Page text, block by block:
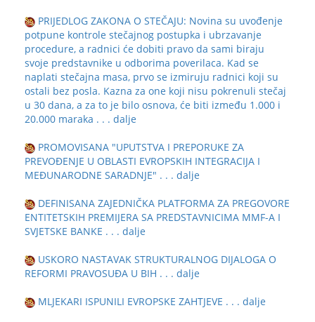
PRIJEDLOG ZAKONA O STEČAJU: Novina su uvođenje
potpune kontrole stečajnog postupka i ubrzavanje
procedure, a radnici će dobiti pravo da sami biraju
svoje predstavnike u odborima poverilaca. Kad se
naplati stečajna masa, prvo se izmiruju radnici koji su
ostali bez posla. Kazna za one koji nisu pokrenuli stečaj
u 30 dana, a za to je bilo osnova, će biti između 1.000 i
20.000 maraka . . . dalje
PROMOVISANA "UPUTSTVA I PREPORUKE ZA
PREVOĐENJE U OBLASTI EVROPSKIH INTEGRACIJA I
MEĐUNARODNE SARADNJE" . . . dalje
DEFINISANA ZAJEDNIČKA PLATFORMA ZA PREGOVORE
ENTITETSKIH PREMIJERA SA PREDSTAVNICIMA MMF-A I
SVJETSKE BANKE . . . dalje
USKORO NASTAVAK STRUKTURALNOG DIJALOGA O
REFORMI PRAVOSUĐA U BIH . . . dalje
MLJEKARI ISPUNILI EVROPSKE ZAHTJEVE . . . dalje